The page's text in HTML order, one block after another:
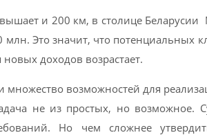
и 200 км, в столице Беларусии
Это значит, что потенциальных
доходов возрастает.
возможностей для
не из простых, но возможное.
Но чем сложнее